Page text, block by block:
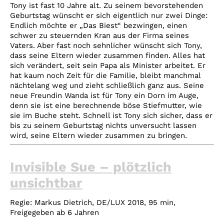
Tony ist fast 10 Jahre alt. Zu seinem bevorstehenden
Geburtstag wünscht er sich eigentlich nur zwei Dinge:
Endlich möchte er „Das Biest“ bezwingen, einen
schwer zu steuernden Kran aus der Firma seines
Vaters. Aber fast noch sehnlicher wünscht sich Tony,
dass seine Eltern wieder zusammen finden. Alles hat
sich verändert, seit sein Papa als Minister arbeitet. Er
hat kaum noch Zeit für die Familie, bleibt manchmal
nächtelang weg und zieht schließlich ganz aus. Seine
neue Freundin Wanda ist für Tony ein Dorn im Auge,
denn sie ist eine berechnende böse Stiefmutter, wie
sie im Buche steht. Schnell ist Tony sich sicher, dass er
bis zu seinem Geburtstag nichts unversucht lassen
wird, seine Eltern wieder zusammen zu bringen.
Invisible Sue – plötzlich
unsichtbar
Regie: Markus Dietrich, DE/LUX 2018, 95 min,
Freigegeben ab 6 Jahren